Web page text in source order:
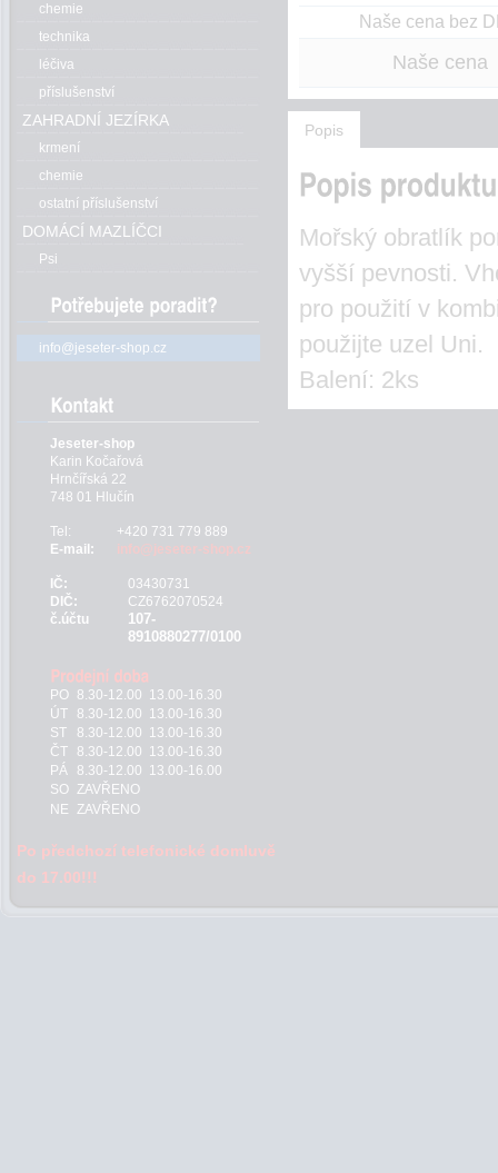
Naše cena bez
Naše cena
Popis
Mořský obratlík
vyšší pevnosti.
pro použití v
použijte uzel Uni.
Balení: 2ks
chemie
technika
léčiva
příslušenství
ZAHRADNÍ JEZÍRKA
krmení
chemie
ostatní příslušenství
DOMÁCÍ MAZLÍČCI
Psi
info@jeseter-shop.cz
Jeseter-shop
Karin Kočařová
Hrnčířská 22
748 01 Hlučín
Tel:
+420 731 779 889
E-mail:
info@jeseter-shop.cz
IČ:
03430731
DIČ:
CZ6762070524
č.účtu
107-
8910880277/0100
PO 8.30-12.00 13.00-16.30
ÚT
8.30-12.00 13.00-16.30
ST
8.30-12.00 13.00-16.30
ČT
8.30-12.00 13.00-16.30
PÁ
8.30-12.00 13.00-16.00
SO ZAVŘENO
NE ZAVŘENO
Po předchozí telefonické domluvě
do 17.00!!!